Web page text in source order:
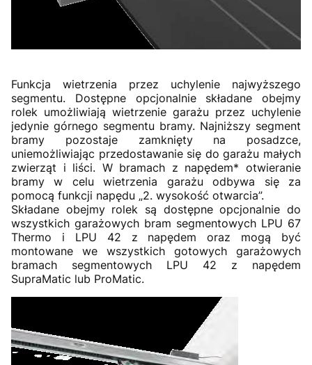
Funkcja wietrzenia przez uchylenie najwyższego
segmentu. Dostępne opcjonalnie składane obejmy
rolek umożliwiają wietrzenie garażu przez uchylenie
jedynie górnego segmentu bramy. Najniższy segment
bramy pozostaje zamknięty na posadzce,
uniemożliwiając przedostawanie się do garażu małych
zwierząt i liści. W bramach z napędem* otwieranie
bramy w celu wietrzenia garażu odbywa się za
pomocą funkcji napędu „2. wysokość otwarcia”.
Składane obejmy rolek są dostępne opcjonalnie do
wszystkich garażowych bram segmentowych LPU 67
Thermo i LPU 42 z napędem oraz mogą być
montowane we wszystkich gotowych garażowych
bramach segmentowych LPU 42 z napędem
SupraMatic lub ProMatic.